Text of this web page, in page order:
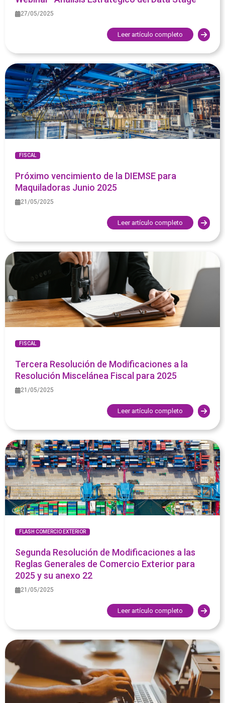
27/05/2025
Leer artículo completo
FISCAL
Próximo vencimiento de la DIEMSE para
Maquiladoras Junio 2025
21/05/2025
Leer artículo completo
FISCAL
Tercera Resolución de Modificaciones a la
Resolución Miscelánea Fiscal para 2025
21/05/2025
Leer artículo completo
FLASH COMERCIO EXTERIOR
Segunda Resolución de Modificaciones a las
Reglas Generales de Comercio Exterior para
2025 y su anexo 22
21/05/2025
Leer artículo completo